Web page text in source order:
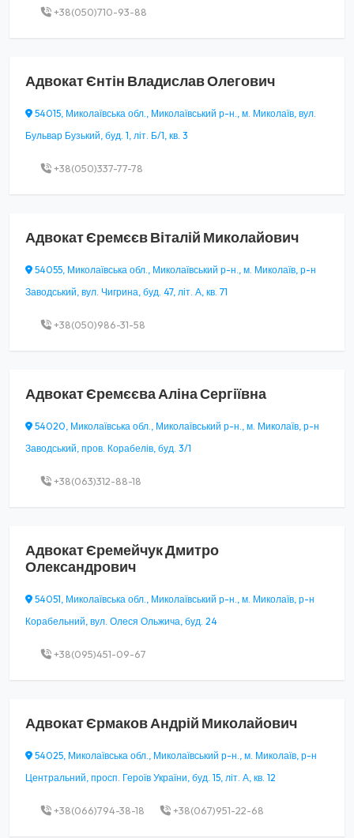
+38(050)710-93-88
АдвокатЄнтін Владислав Олегович
54015, Миколаївська обл., Миколаївський р-н., м. Миколаїв, вул.
Бульвар Бузький, буд. 1, літ. Б/1, кв. 3
+38(050)337-77-78
АдвокатЄремєєв Віталій Миколайович
54055, Миколаївська обл., Миколаївський р-н., м. Миколаїв, р-н
Заводський, вул. Чигрина, буд. 47, літ. А, кв. 71
+38(050)986-31-58
АдвокатЄремєєва Аліна Сергіївна
54020, Миколаївська обл., Миколаївський р-н., м. Миколаїв, р-н
Заводський, пров. Корабелів, буд. 3/1
+38(063)312-88-18
АдвокатЄремейчук Дмитро
Олександрович
54051, Миколаївська обл., Миколаївський р-н., м. Миколаїв, р-н
Корабельний, вул. Олеся Ольжича, буд. 24
+38(095)451-09-67
АдвокатЄрмаков Андрій Миколайович
54025, Миколаївська обл., Миколаївський р-н., м. Миколаїв, р-н
Центральний, просп. Героїв України, буд. 15, літ. А, кв. 12
+38(066)794-38-18 +38(067)951-22-68